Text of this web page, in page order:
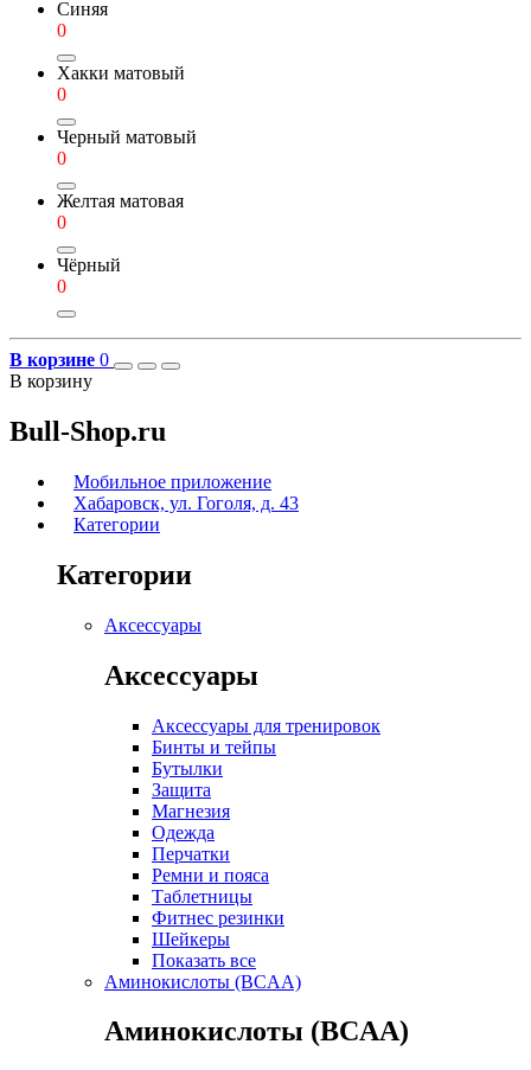
Синяя
0
Хакки матовый
0
Черный матовый
0
Желтая матовая
0
Чёрный
0
В корзине 0
В корзину
Bull-Shop.ru
Мобильное приложение
Хабаровск, ул. Гоголя, д. 43
Категории
Категории
Аксессуары
Аксессуары
Аксессуары для тренировок
Бинты и тейпы
Бутылки
Защита
Магнезия
Одежда
Перчатки
Ремни и пояса
Таблетницы
Фитнес резинки
Шейкеры
Показать все
Аминокислоты (BCAA)
Аминокислоты (BCAA)